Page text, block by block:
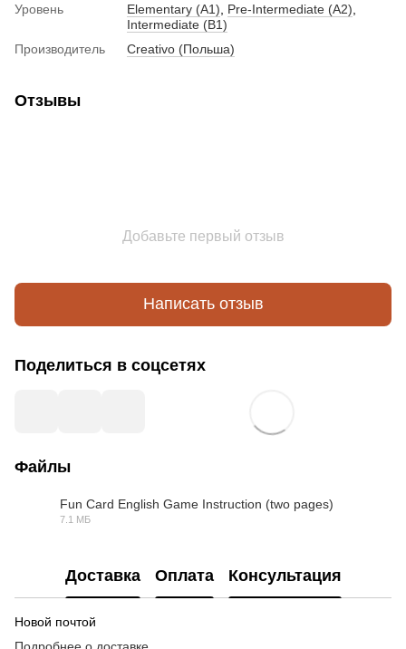
Уровень
Elementary (A1) Pre-Intermediate (A2)
Intermediate (B1)
Производитель
Creativo (Польша)
Отзывы
Добавьте первый отзыв
Написать отзыв
Поделиться в соцсетях
Файлы
Fun Card English Game Instruction (two pages)
7.1 МБ
Доставка Оплата Консультация
Новой почтой
Подробнее о доставке